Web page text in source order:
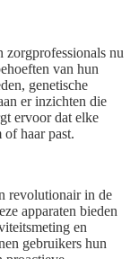
zorgprofessionals nu
van hun
genetische
er inzichten die
ervoor dat elke
haar past.
revolutionair in de
apparaten bieden
en
gebruikers hun